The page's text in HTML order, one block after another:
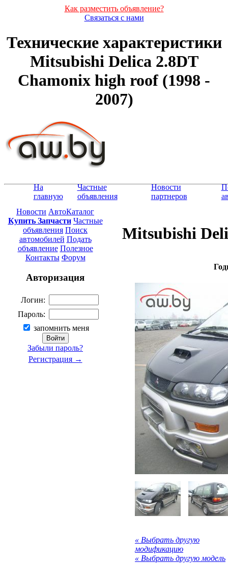
Как разместить объявление?
Связаться с нами
Технические характеристики
Mitsubishi Delica 2.8DT
Chamonix high roof (1998 -
2007)
На
главную
Частные
объявления
Новости
партнеров
Новости АвтоКаталог
Купить Запчасти Частные
объявления Поиск
автомобилей Подать
объявление Полезное
Контакты Форум
Авторизация
Логин:
Пароль:
запомнить меня
Забыли пароль?
Регистрация →
Mitsubishi
« Выбрать другую
модификацию
« Выбрать другую модель